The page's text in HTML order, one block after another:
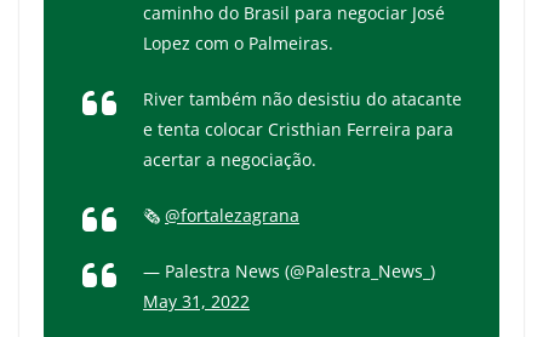
caminho do Brasil para negociar José
Lopez com o Palmeiras.
River também não desistiu do atacante
e tenta colocar Cristhian Ferreira para
acertar a negociação.
🗞 @fortalezagrana
— Palestra News (@Palestra_News_)
May 31, 2022